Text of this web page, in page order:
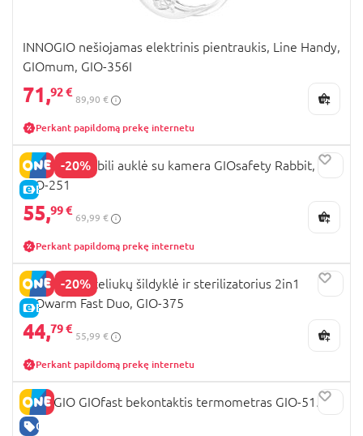
INNOGIO nešiojamas elektrinis pientraukis, Line Handy,
GIOmum, GIO-356I
71,92 €
89,90 €
Perkant papildomą prekę internetu
-20%
E-KAINA
INNOGIO mobili auklė su kamera GIOsafety Rabbit,
GIO-251
55,99 €
69,99 €
Perkant papildomą prekę internetu
-20%
E-KAINA
INNOGIO buteliukų šildyklė ir sterilizatorius 2in1
GIOwarm Fast Duo, GIO-375
44,79 €
55,99 €
Perkant papildomą prekę internetu
GERA KAINA
INNOGIO GIOfast bekontaktis termometras GIO-515